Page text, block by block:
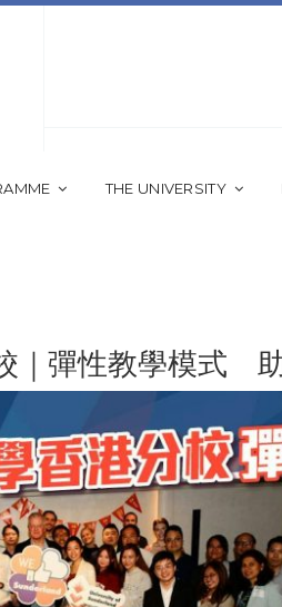
THE UNIVERSITY
｜彈性教學模式